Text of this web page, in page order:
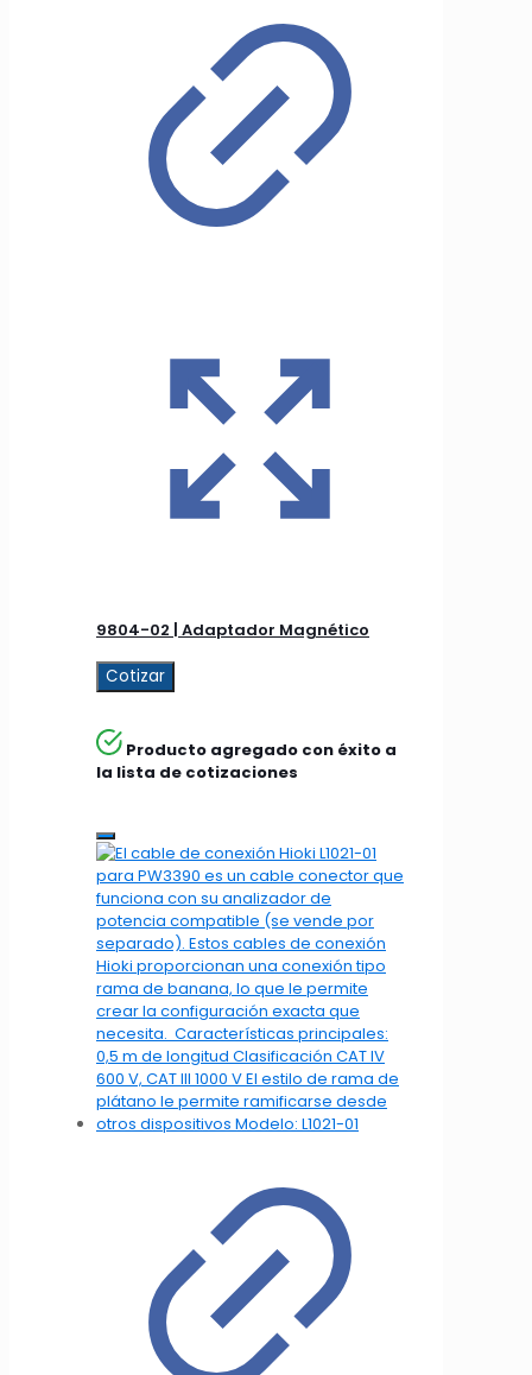
9804-02 | Adaptador Magnético
Cotizar
Producto agregado con éxito a
la lista de cotizaciones